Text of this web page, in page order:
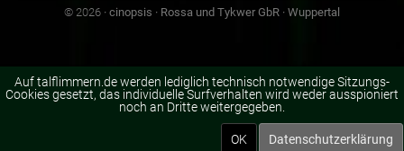
© 2026 · cinopsis · Rossa und Tykwer GbR · Wuppertal
Auf talflimmern.de werden lediglich technisch notwendige Sitzungs-
Cookies gesetzt, das individuelle Surfverhalten wird weder ausspioniert
noch an Dritte weitergegeben.
Datenschutzerklärung
OK